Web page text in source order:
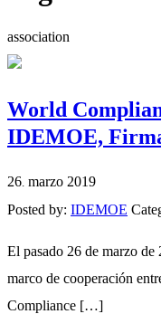
association
World
IDEMOE,
26 marzo 2019
Posted by: IDEMOE
El pasado 26 de marzo
marco de cooperación
Compliance […]